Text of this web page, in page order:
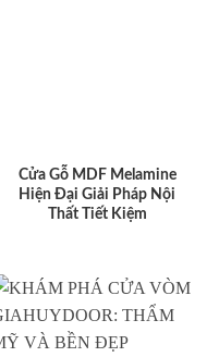
Cửa Gỗ MDF Melamine
Hiện Đại Giải Pháp Nội
Thất Tiết Kiệm